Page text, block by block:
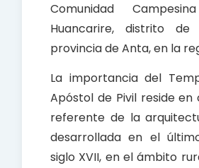
Comunidad
Huancarire, distrito de
provincia de Anta, en la
La importancia del
Apóstol de Pivil reside en
referente de la
desarrollada en el
siglo XVII, en el ámbito